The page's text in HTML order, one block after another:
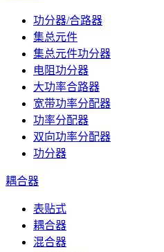
功分器/合路器
集总元件
集总元件功分器
电阻功分器
大功率合路器
宽带功率分配器
功率分配器
双向功率分配器
功分器
耦合器
表贴式
耦合器
混合器